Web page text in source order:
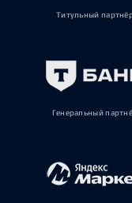
Титульный
Генеральный